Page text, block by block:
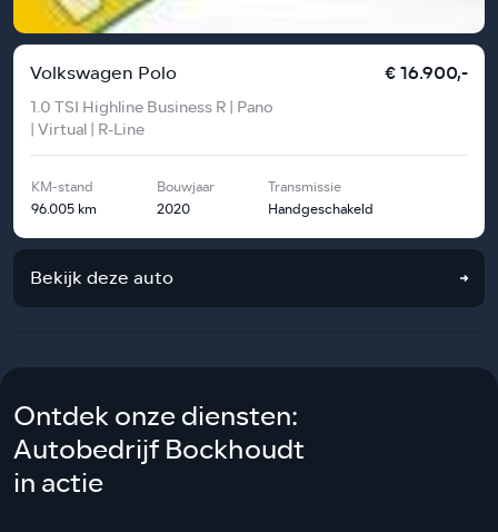
Volkswagen Polo
1.0 TSI Highline Business R | Pano
| Virtual | R-Line
€ 16.900,-
KM-stand
96.005 km
Bouwjaar
2020
Transmissie
Handgeschakeld
Bekijk deze auto
Ontdek onze diensten:
Autobedrijf Bockhoudt
in actie